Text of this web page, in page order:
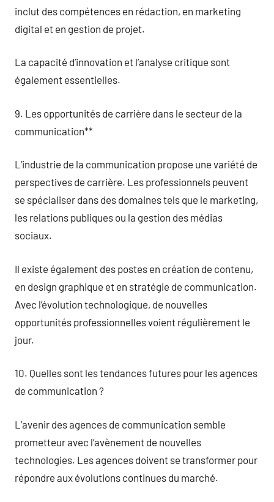
inclut des compétences en rédaction, en marketing
digital et en gestion de projet.
La capacité d’innovation et l’analyse critique sont
également essentielles.
9. Les opportunités de carrière dans le secteur de la
communication**
L’industrie de la communication propose une variété de
perspectives de carrière. Les professionnels peuvent
se spécialiser dans des domaines tels que le marketing,
les relations publiques ou la gestion des médias
sociaux.
Il existe également des postes en création de contenu,
en design graphique et en stratégie de communication.
Avec l’évolution technologique, de nouvelles
opportunités professionnelles voient régulièrement le
jour.
10. Quelles sont les tendances futures pour les agences
de communication ?
L’avenir des agences de communication semble
prometteur avec l’avènement de nouvelles
technologies. Les agences doivent se transformer pour
répondre aux évolutions continues du marché.